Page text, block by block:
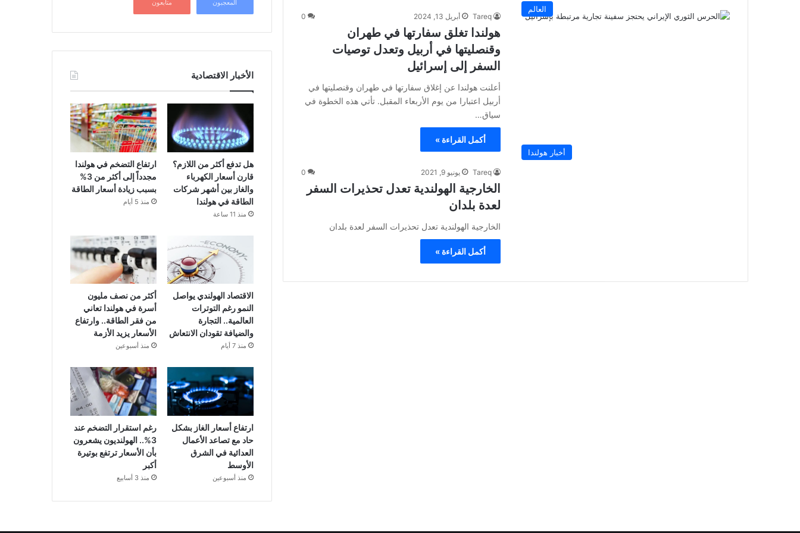
العالم
Tareq أبريل 13, 2024 0
هولندا تغلق سفارتها في طهران
وقنصليتها في أربيل وتعدل توصيات
السفر إلى إسرائيل
أعلنت هولندا عن إغلاق سفارتها في طهران وقنصليتها في
أربيل اعتبارا من يوم الأربعاء المقبل. تأتي هذه الخطوة في
سياق…
أكمل القراءة »
أخبار هولندا
Tareq يونيو 9, 2021 0
الخارجية الهولندية تعدل تحذيرات السفر
لعدة بلدان
الخارجية الهولندية تعدل تحذيرات السفر لعدة بلدان
أكمل القراءة »
المعجبون متابعون
الأخبار الاقتصادية
هل تدفع أكثر من اللازم؟
قارن أسعار الكهرباء
والغاز بين أشهر شركات
الطاقة في هولندا
منذ 11 ساعة
ارتفاع التضخم في هولندا
مجدداً إلى أكثر من 3%
بسبب زيادة أسعار الطاقة
منذ 5 أيام
الاقتصاد الهولندي يواصل
النمو رغم التوترات
العالمية.. التجارة
والضيافة تقودان الانتعاش
منذ 7 أيام
أكثر من نصف مليون
أسرة في هولندا تعاني
من فقر الطاقة.. وارتفاع
الأسعار يزيد الأزمة
منذ أسبوعين
ارتفاع أسعار الغاز بشكل
حاد مع تصاعد الأعمال
العدائية في الشرق
الأوسط
منذ أسبوعين
رغم استقرار التضخم عند
3%.. الهولنديون يشعرون
بأن الأسعار ترتفع بوتيرة
أكبر
منذ 3 أسابيع